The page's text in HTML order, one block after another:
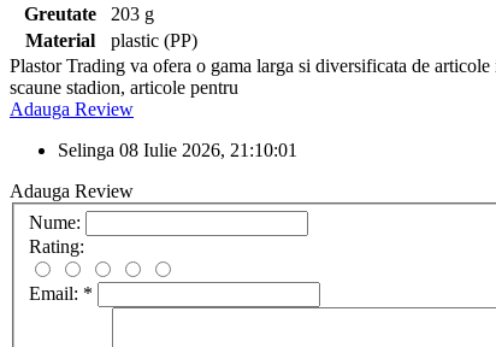
Greutate
203 g
Material
plastic (PP)
Plastor Trading va ofera o gama larga si diversificata de
scaune stadion, articole pentru
Adauga Review
Selinga 08 Iulie 2026, 21:10:01
Adauga Review
Nume:
Rating:
Email: *